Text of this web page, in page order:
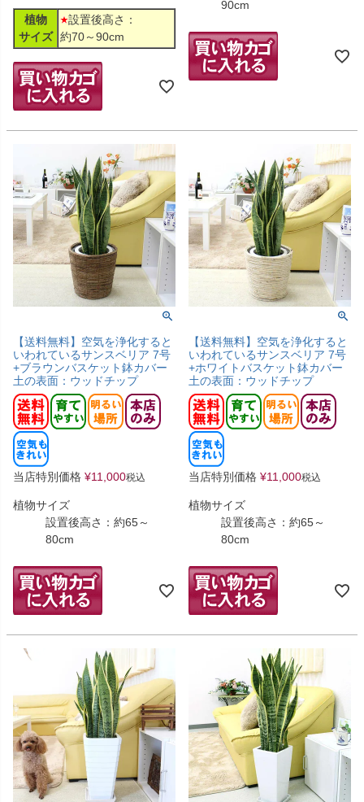
植物
サイズ
設置後高さ：
約70～90cm
90cm
【送料無料】空気を浄化すると
いわれているサンスベリア 7号
+ブラウンバスケット鉢カバー
土の表面：ウッドチップ
当店特別価格 ¥11,000税込
植物サイズ
設置後高さ：約65～
80cm
【送料無料】空気を浄化すると
いわれているサンスベリア 7号
+ホワイトバスケット鉢カバー
土の表面：ウッドチップ
当店特別価格 ¥11,000税込
植物サイズ
設置後高さ：約65～
80cm